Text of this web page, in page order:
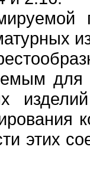
для
этих